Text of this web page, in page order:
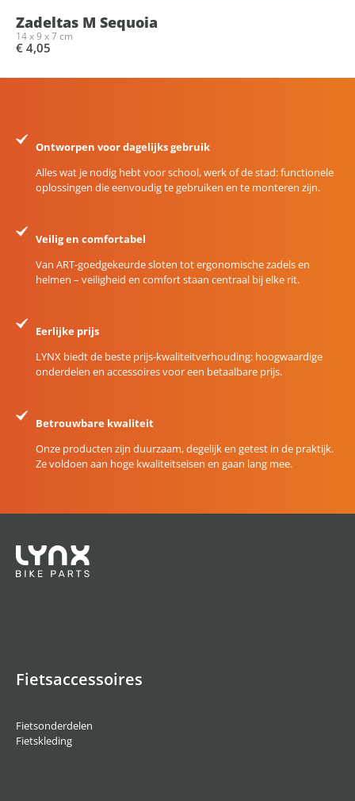
Zadeltas M Sequoia
14 x 9 x 7 cm
€ 4,05
Ontworpen voor dagelijks gebruik
Alles wat je nodig hebt voor school, werk of de stad: functionele
oplossingen die eenvoudig te gebruiken en te monteren zijn.
Veilig en comfortabel
Van ART-goedgekeurde sloten tot ergonomische zadels en
helmen – veiligheid en comfort staan centraal bij elke rit.
Eerlijke prijs
LYNX biedt de beste prijs-kwaliteitverhouding: hoogwaardige
onderdelen en accessoires voor een betaalbare prijs.
Betrouwbare kwaliteit
Onze producten zijn duurzaam, degelijk en getest in de praktijk.
Ze voldoen aan hoge kwaliteitseisen en gaan lang mee.
Fietsaccessoires
Fietsonderdelen
Fietskleding